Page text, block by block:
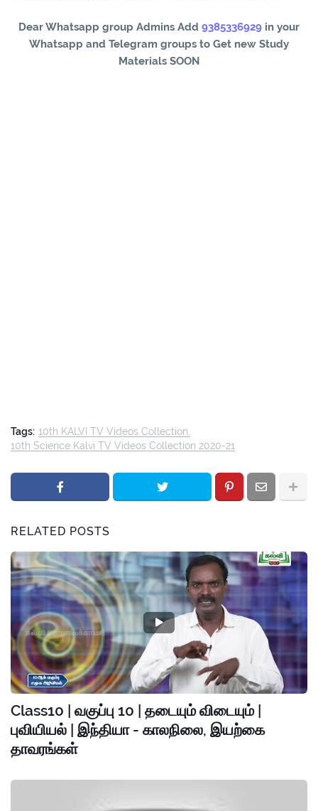
Dear Whatsapp group Admins Add 9385336929 in your
Whatsapp and Telegram groups to Get new Study
Materials SOON
Tags: 10th KALVI TV Videos Collection
10th Science Kalvi TV Videos Collection 2020-21
RELATED POSTS
Class10 | வகுப்பு 10 | தடையும் விடையும் |
புவியியல் | இந்தியா - காலநிலை, இயற்கை
தாவரங்கள்